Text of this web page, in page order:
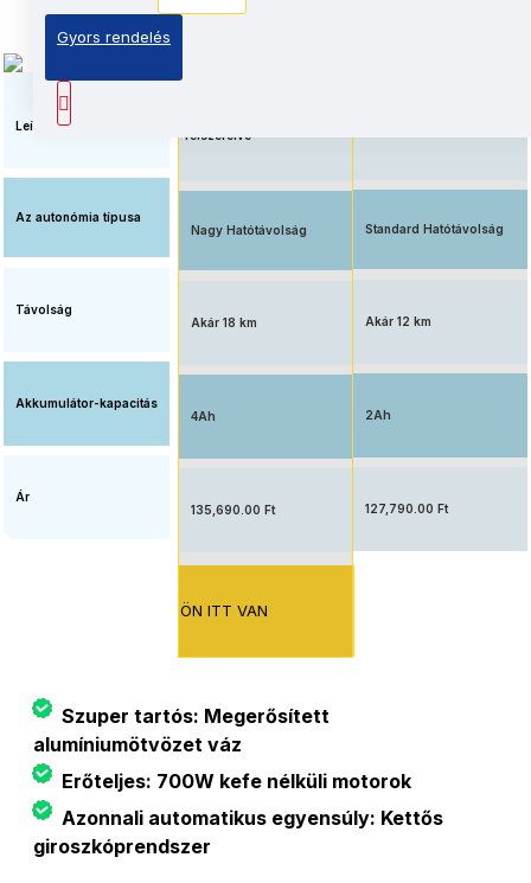
Gyors rendelés
Leírás
Az autonómia típusa
Távolság
Akkumulátor-kapacitás
Ár
felszerelve
Nagy Hatótávolság
Akár 18 km
4Ah
135,690.00 Ft
ÖN ITT VAN
Standard Hatótávolság
Akár 12 km
2Ah
127,790.00 Ft
Szuper tartós: Megerősített
alumíniumötvözet váz
Erőteljes: 700W kefe nélküli motorok
Azonnali automatikus egyensúly: Kettős
giroszkóprendszer